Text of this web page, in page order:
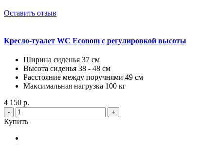
Оставить отзыв
Кресло-туалет WC Econom с регулировкой высоты
Ширина сиденья 37 см
Высота сиденья 38 - 48 см
Расстояние между поручнями 49 см
Максимальная нагрузка 100 кг
4 150 р.
- +
Купить